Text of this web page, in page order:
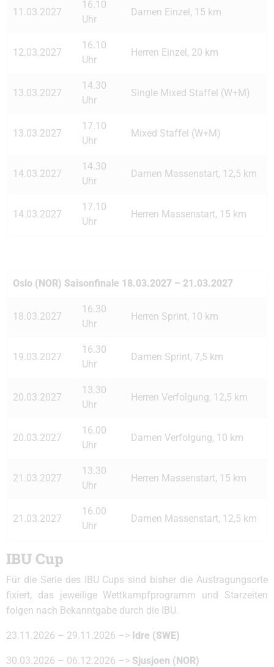
11.03.2027
16.10
Uhr
Damen Einzel, 15 km
12.03.2027
16.10
Uhr
Herren Einzel, 20 km
13.03.2027
14.30
Uhr
Single Mixed Staffel (W+M)
13.03.2027
17.10
Uhr
Mixed Staffel (W+M)
14.03.2027
14.30
Uhr
Damen Massenstart, 12,5 km
14.03.2027
17.10
Uhr
Herren Massenstart, 15 km
Oslo (NOR) Saisonfinale 18.03.2027 – 21.03.2027
18.03.2027
16.30
Uhr
Herren Sprint, 10 km
19.03.2027
16.30
Uhr
Damen Sprint, 7,5 km
20.03.2027
13.30
Uhr
Herren Verfolgung, 12,5 km
20.03.2027
16.00
Uhr
Damen Verfolgung, 10 km
21.03.2027
13.30
Uhr
Herren Massenstart, 15 km
21.03.2027
16.00
Uhr
Damen Massenstart, 12,5 km
IBU Cup
Für die Serie des IBU Cups sind bisher die Austragungsorte
fixiert, das jeweilige Wettkampfprogramm und Starzeiten
folgen nach Bekanntgabe durch die IBU.
23.11.2026 – 29.11.2026 –> Idre (SWE)
30.03.2026 – 06.12.2026 –> Sjusjoen (NOR)